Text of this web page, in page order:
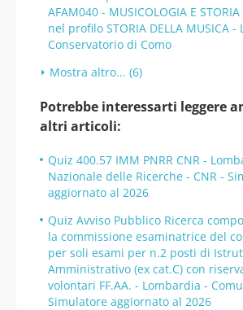
AFAM040 - MUSICOLOGIA E
nel profilo STORIA DELLA MUSICA
Conservatorio di Como
Mostra altro... (6)
Potrebbe interessarti leggere
altri articoli:
Quiz 400.57 IMM PNRR CNR -
Nazionale delle Ricerche - CNR -
aggiornato al 2026
Quiz Avviso Pubblico Ricerca
la commissione esaminatrice del
per soli esami per n.2 posti di
Amministrativo (ex cat.C) con
volontari FF.AA. - Lombardia -
Simulatore aggiornato al 2026